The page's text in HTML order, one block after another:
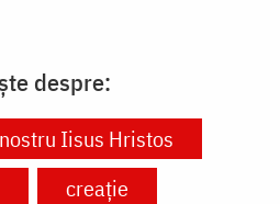
despre:
Iisus Hristos
creație